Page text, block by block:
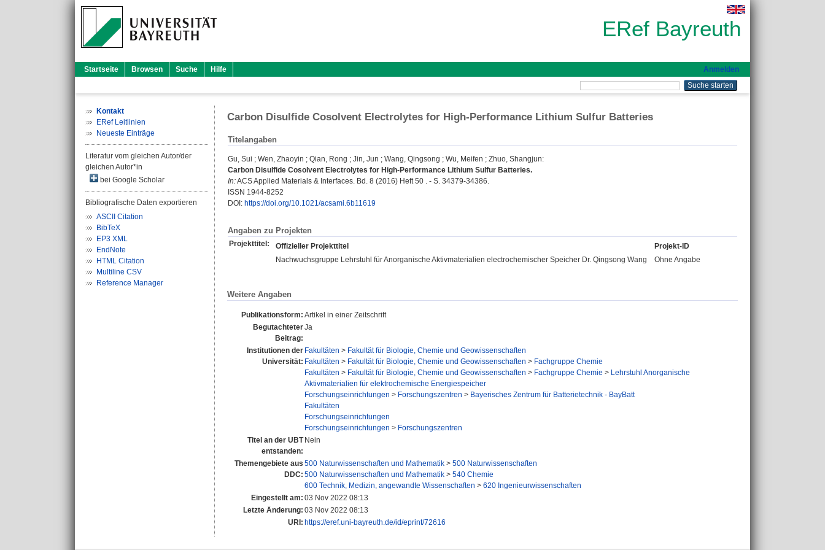
ERef Bayreuth
Startseite Browsen Suche Hilfe Anmelden
Kontakt
ERef Leitlinien
Neueste Einträge
Literatur vom gleichen Autor/der
gleichen Autor*in
bei Google Scholar
Bibliografische Daten exportieren
ASCII Citation
BibTeX
EP3 XML
EndNote
HTML Citation
Multiline CSV
Reference Manager
Carbon Disulfide Cosolvent Electrolytes for High-Performance Lithium Sulfur Batteries
Titelangaben
Gu, Sui ; Wen, Zhaoyin ; Qian, Rong ; Jin, Jun ; Wang, Qingsong ; Wu, Meifen ; Zhuo, Shangjun:
Carbon Disulfide Cosolvent Electrolytes for High-Performance Lithium Sulfur Batteries.
In:ACS Applied Materials & Interfaces. Bd. 8 (2016) Heft 50 . - S. 34379-34386.
ISSN 1944-8252
DOI: https://doi.org/10.1021/acsami.6b11619
Angaben zu Projekten
Projekttitel: Offizieller Projekttitel
Projekt-ID
Nachwuchsgruppe Lehrstuhl für Anorganische Aktivmaterialien electrochemischer Speicher Dr. Qingsong Wang
Ohne Angabe
Weitere Angaben
Publikationsform: Artikel in einer Zeitschrift
Begutachteter
Beitrag:
Ja
Institutionen der
Universität:
Fakultäten > Fakultät für Biologie, Chemie und Geowissenschaften
Fakultäten > Fakultät für Biologie, Chemie und Geowissenschaften > Fachgruppe Chemie
Fakultäten > Fakultät für Biologie, Chemie und Geowissenschaften > Fachgruppe Chemie > Lehrstuhl Anorganische
Aktivmaterialien für elektrochemische Energiespeicher
Forschungseinrichtungen > Forschungszentren > Bayerisches Zentrum für Batterietechnik - BayBatt
Fakultäten
Forschungseinrichtungen
Forschungseinrichtungen > Forschungszentren
Titel an der UBT
entstanden:
Nein
Themengebiete aus
DDC:
500 Naturwissenschaften und Mathematik > 500 Naturwissenschaften
500 Naturwissenschaften und Mathematik > 540 Chemie
600 Technik, Medizin, angewandte Wissenschaften > 620 Ingenieurwissenschaften
Eingestellt am: 03 Nov 2022 08:13
Letzte Änderung: 03 Nov 2022 08:13
URI: https://eref.uni-bayreuth.de/id/eprint/72616